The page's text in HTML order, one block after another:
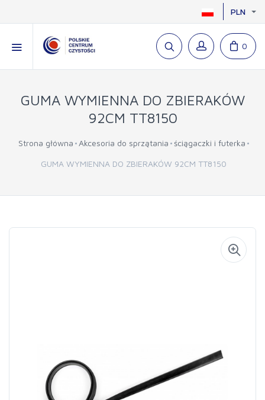
PLN
0
GUMA WYMIENNA DO ZBIERAKÓW
92CM TT8150
Strona główna Akcesoria do sprzątania ściągaczki i futerka
GUMA WYMIENNA DO ZBIERAKÓW 92CM TT8150